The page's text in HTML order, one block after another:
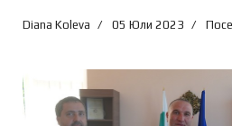
Diana Koleva 05 Юли 2023